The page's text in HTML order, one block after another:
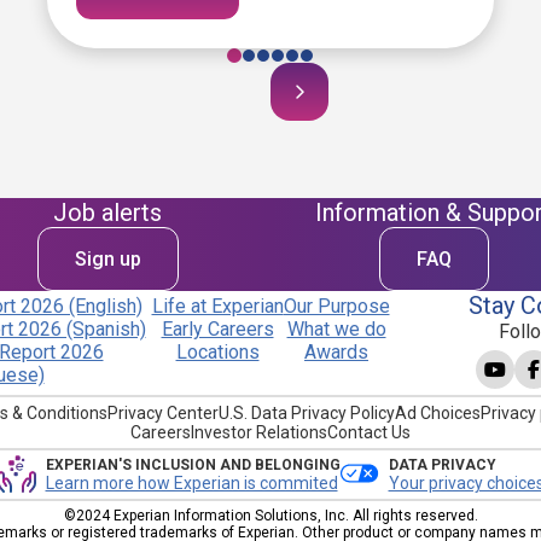
Job alerts
Sign up
Information &
FAQ
2026 (English)
2026 (Spanish)
2026
Life at Experian
Early Careers
Locations
Our Purpose
What we do
Awards
Stay
& ConditionsPrivacy CenterU.S. Data Privacy PolicyAd ChoicesPrivacy
Careers Investor RelationsContact Us
EXPERIAN'S INCLUSION AND BELONGING
Learn more how Experian is commited
DATA PRIVACY
Your privacy
©2024 Experian Information Solutions, Inc. All rights reserved.
or registered trademarks of Experian. Other product or company names